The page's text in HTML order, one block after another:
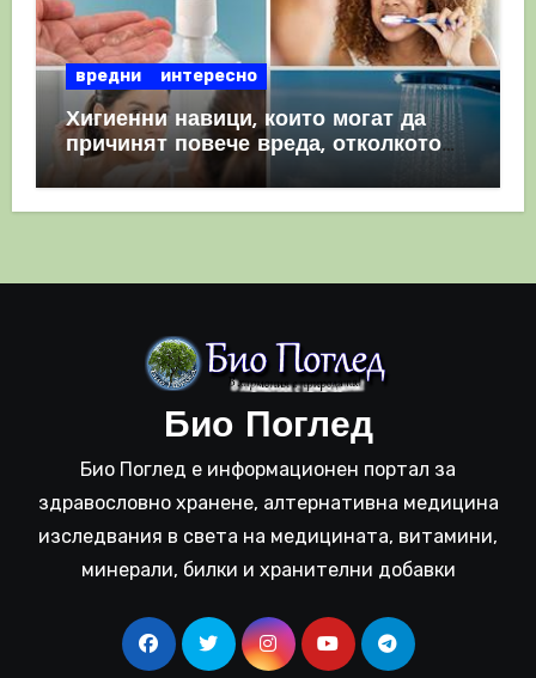
вредни интересно
Хигиенни навици, които могат да
причинят повече вреда, отколкото
полза
Био Поглед
Био Поглед е информационен портал за
здравословно хранене, алтернативна медицина
изследвания в света на медицината, витамини,
минерали, билки и хранителни добавки